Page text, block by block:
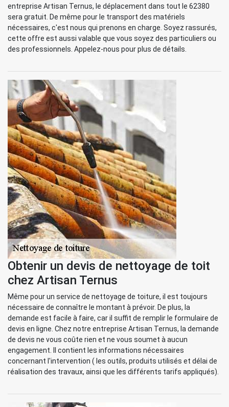
entreprise Artisan Ternus, le déplacement dans tout le 62380
sera gratuit. De même pour le transport des matériels
nécessaires, c'est nous qui prenons en charge. Soyez rassurés,
cette offre est aussi valable que vous soyez des particuliers ou
des professionnels. Appelez-nous pour plus de détails.
Obtenir un devis de nettoyage de toit
chez Artisan Ternus
Même pour un service de nettoyage de toiture, il est toujours
nécessaire de connaître le montant à prévoir. De plus, la
demande est facile à faire, car il suffit de remplir le formulaire de
devis en ligne. Chez notre entreprise Artisan Ternus, la demande
de devis ne vous coûte rien et ne vous soumet à aucun
engagement. Il contient les informations nécessaires
concernant l'intervention ( les outils, produits utilisés et délai de
réalisation des travaux, ainsi que les différents tarifs appliqués).